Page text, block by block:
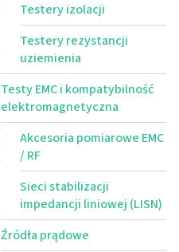
Testery izolacji
Testery rezystancji
uziemienia
Testy EMC i kompatybilność
elektromagnetyczna
Akcesoria pomiarowe EMC
/ RF
Sieci stabilizacji
impedancji liniowej (LISN)
Źródła prądowe